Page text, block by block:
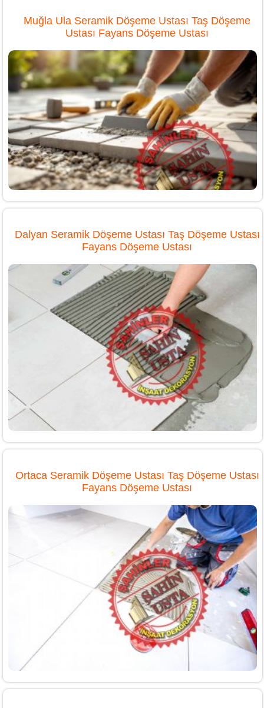
Muğla Ula Seramik Döşeme Ustası Taş Döşeme
Ustası Fayans Döşeme Ustası
Dalyan Seramik Döşeme Ustası Taş Döşeme Ustası
Fayans Döşeme Ustası
Ortaca Seramik Döşeme Ustası Taş Döşeme Ustası
Fayans Döşeme Ustası